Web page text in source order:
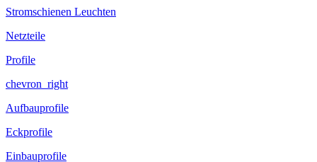
Stromschienen Leuchten
Netzteile
Profile
chevron_right
Aufbauprofile
Eckprofile
Einbauprofile